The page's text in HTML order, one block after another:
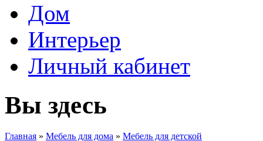
Дом
Интерьер
Личный кабинет
Вы здесь
Главная » Мебель для дома » Мебель для детской